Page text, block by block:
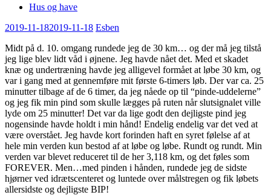
Hus og have
2019-11-182019-11-18 Esben
Midt på d. 10. omgang rundede jeg de 30 km… og der må jeg tilstå
jeg lige blev lidt våd i øjnene. Jeg havde nået det. Med et skadet
knæ og undertræning havde jeg alligevel formået at løbe 30 km, og
var i gang med at gennemføre mit første 6-timers løb. Der var ca. 25
minutter tilbage af de 6 timer, da jeg nåede op til “pinde-uddelerne”
og jeg fik min pind som skulle lægges på ruten når slutsignalet ville
lyde om 25 minutter! Det var da lige godt den dejligste pind jeg
nogensinde havde holdt i min hånd! Endelig endelig var det ved at
være overstået. Jeg havde kort forinden haft en syret følelse af at
hele min verden kun bestod af at løbe og løbe. Rundt og rundt. Min
verden var blevet reduceret til de her 3,118 km, og det føles som
FOREVER. Men…med pinden i hånden, rundede jeg de sidste
hjørner ved idrætscenteret og luntede over målstregen og fik løbets
allersidste og dejligste BIP!